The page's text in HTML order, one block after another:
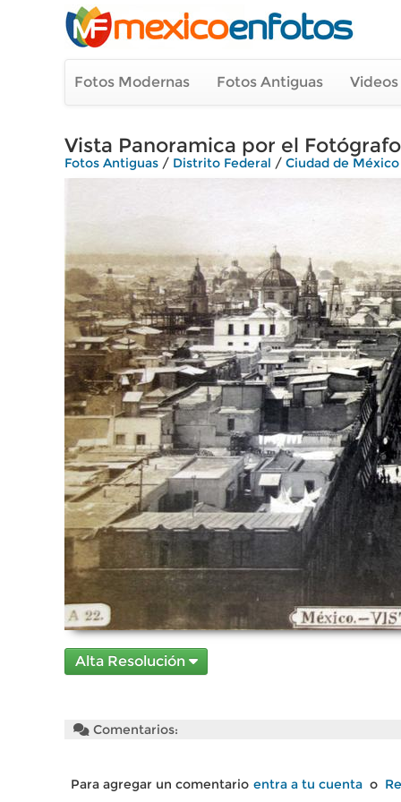
Fotos Modernas Fotos Antiguas
Vista Panoramica por el
Fotos Antiguas / Distrito Federal / Ciudad de México
Alta Resolución
Comentarios:
Para agregar un comentario entra a tu cuenta o